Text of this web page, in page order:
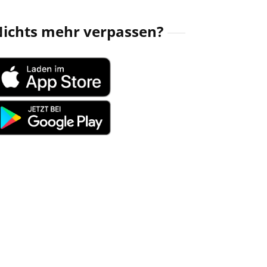
mehr verpassen?